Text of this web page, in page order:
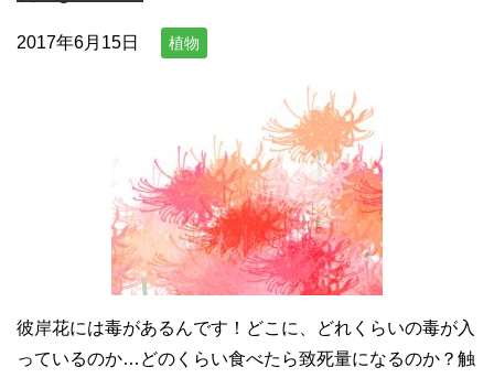
2017年6月15日 植物
彼岸花には毒があるんです！どこに、どれくらいの毒が入
っているのか…どのくらい食べたら致死量になるのか？触